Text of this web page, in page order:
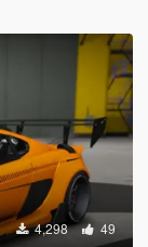
4,298 49